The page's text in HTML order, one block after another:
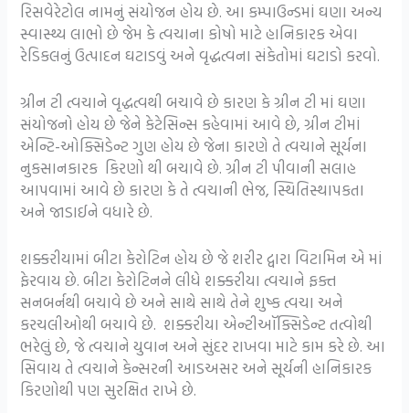
રિસવેરેટોલ નામનું સંયોજન હોય છે. આ કમ્પાઉન્ડમાં ઘણા અન્ય
સ્વાસ્થ્ય લાભો છે જેમ કે ત્વચાના કોષો માટે હાનિકારક એવા
રેડિકલનું ઉત્પાદન ઘટાડવું અને વૃદ્ધત્વના સંકેતોમાં ઘટાડો કરવો.
ગ્રીન ટી ત્વચાને વૃદ્ધત્વથી બચાવે છે કારણ કે ગ્રીન ટી માં ઘણા
સંયોજનો હોય છે જેને કેટેસિન્સ કહેવામાં આવે છે, ગ્રીન ટીમાં
એન્ટિ-ઓક્સિડેન્ટ ગુણ હોય છે જેના કારણે તે ત્વચાને સૂર્યના
નુકસાનકારક કિરણો થી બચાવે છે. ગ્રીન ટી પીવાની સલાહ
આપવામાં આવે છે કારણ કે તે ત્વચાની ભેજ, સ્થિતિસ્થાપકતા
અને જાડાઈને વધારે છે.
શક્કરીયામાં બીટા કેરોટિન હોય છે જે શરીર દ્વારા વિટામિન એ માં
ફેરવાય છે. બીટા કેરોટિનને લીધે શક્કરીયા ત્વચાને ફક્ત
સનબર્નથી બચાવે છે અને સાથે સાથે તેને શુષ્ક ત્વચા અને
કરચલીઓથી બચાવે છે. શક્કરીયા એન્ટીઑક્સિડેન્ટ તત્વોથી
ભરેલું છે, જે ત્વચાને યુવાન અને સુંદર રાખવા માટે કામ કરે છે. આ
સિવાય તે ત્વચાને કેન્સરની આડઅસર અને સૂર્યની હાનિકારક
કિરણોથી પણ સુરક્ષિત રાખે છે.